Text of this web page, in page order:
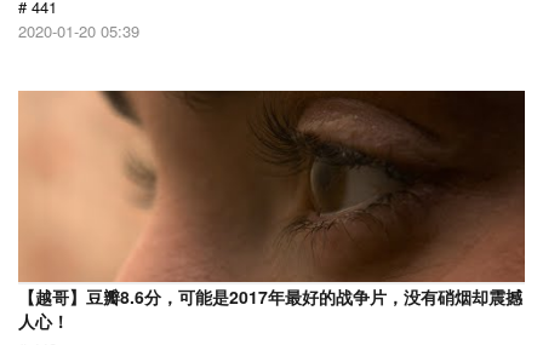
# 441
2020-01-20 05:39
【越哥】豆瓣8.6分，可能是2017年最好的战争片，没有硝烟却震撼
人心！